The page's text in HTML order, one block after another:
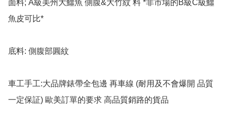
面料; A級美州大鱷魚 側腹&大竹紋 料 *非市場的B級C級鱷
魚皮可比*
底料: 側腹部圓紋
車工手工:大品牌錶帶全包邊 再車線 (耐用及不會爆開 品質
一定保証) 歐美訂單的要求 高品質銷路的貨品